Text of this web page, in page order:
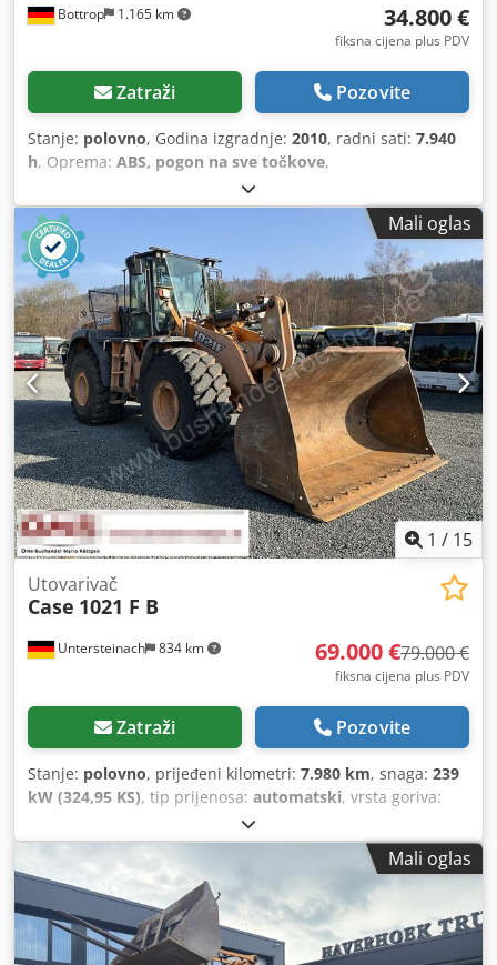
Bottrop 1.165 km 34.800 €
fiksna cijena plus PDV
Zatraži Pozovite
Stanje: polovno, Godina izgradnje: 2010, radni sati: 7.940
h, Oprema: ABS, pogon na sve točkove,
Mali oglas
1 / 15
Untersteinach 834 km
Utovarivač
Case 1021 F B
69.000 €79.000 €
fiksna cijena plus PDV
Zatraži Pozovite
Stanje: polovno, prijeđeni kilometri: 7.980 km, snaga: 239
kW (324,95 KS), tip prijenosa: automatski, vrsta goriva:
, prva registracija:
izgradnje:2013, Oprema:klima-uređaj,
Mali oglas